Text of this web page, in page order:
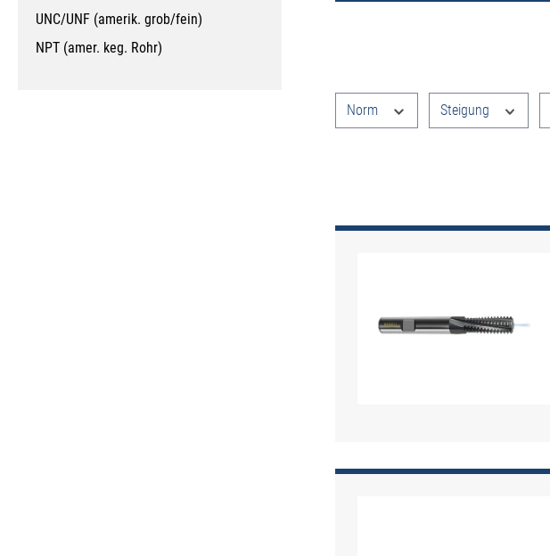
UNC/UNF (amerik. grob/fein)
NPT (amer. keg. Rohr)
Produkte filtern
Norm Steigung